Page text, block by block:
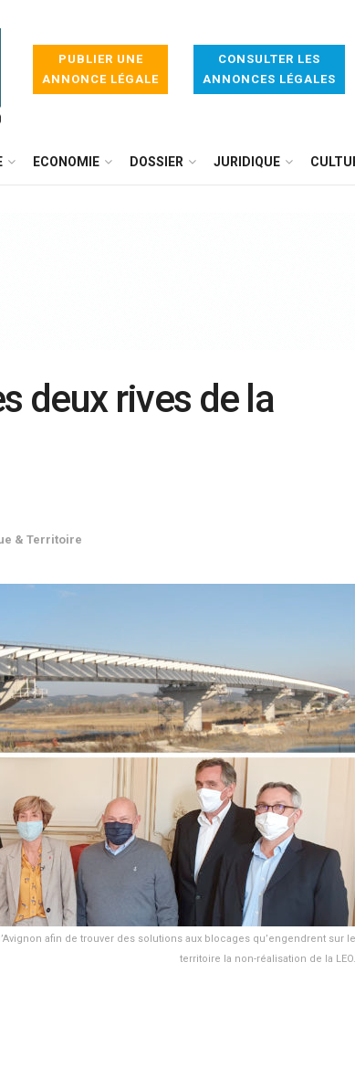
PUBLIER UNE
ANNONCE LÉGALE
CONSULTER LES
ANNONCES LÉGALES
ECONOMIE DOSSIER JURIDIQUE
deux rives de la
& Territoire
afin de trouver des solutions aux blocages qu’engendrent sur le
territoire la non-réalisation de la LEO.